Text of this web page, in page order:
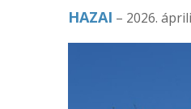
HAZAI – 2026.